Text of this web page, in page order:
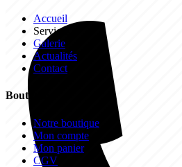
Accueil
Services
Galerie
Actualités
Contact
Boutique
Notre boutique
Mon compte
Mon panier
CGV